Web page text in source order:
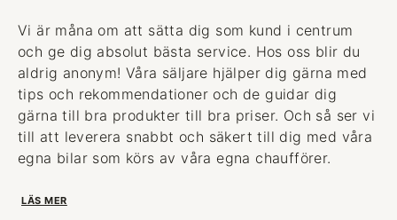
Vi är måna om att sätta dig som kund i centrum
och ge dig absolut bästa service. Hos oss blir du
aldrig anonym! Våra säljare hjälper dig gärna med
tips och rekommendationer och de guidar dig
gärna till bra produkter till bra priser. Och så ser vi
till att leverera snabbt och säkert till dig med våra
egna bilar som körs av våra egna chaufförer.
LÄS MER